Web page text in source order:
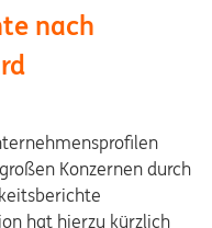
nach
Konzernen durch
hat hierzu kürzlich